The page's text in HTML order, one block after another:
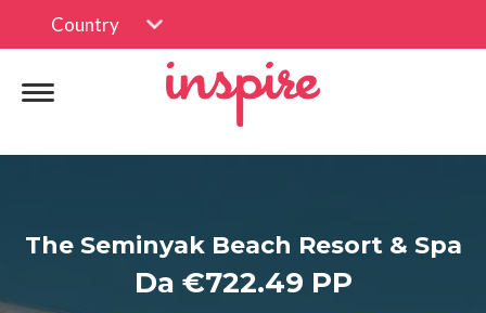
Country
The Seminyak Beach Resort & Spa
Da €722.49 PP